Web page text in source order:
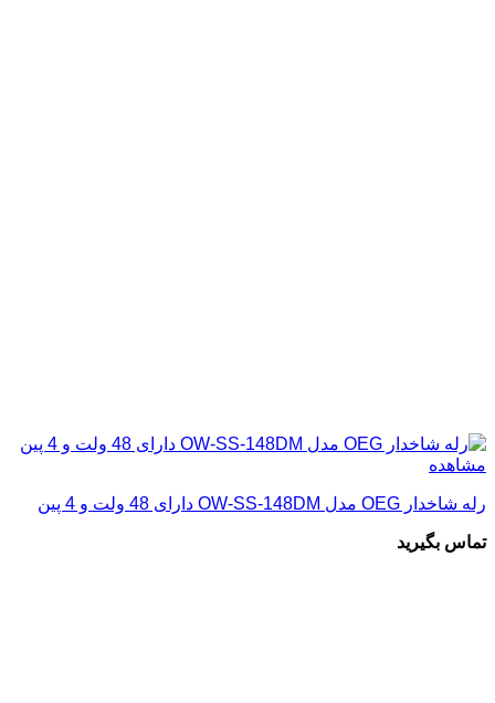
مشاهده
رله شاخدار OEG مدل OW-SS-148DM دارای 48 ولت و 4 پین
تماس بگیرید